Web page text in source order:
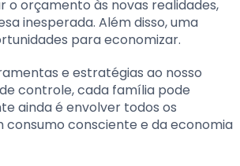
orçamento às novas realidades,
inesperada. Além disso, uma
para economizar.
e estratégias ao nosso
controle, cada família pode
ainda é envolver todos os
consciente e da economia